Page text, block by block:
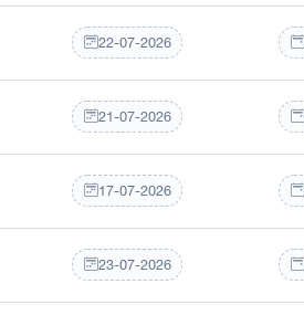
22-07-2026
21-07-2026
17-07-2026
23-07-2026